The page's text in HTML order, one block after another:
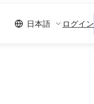
日本語 ログイン